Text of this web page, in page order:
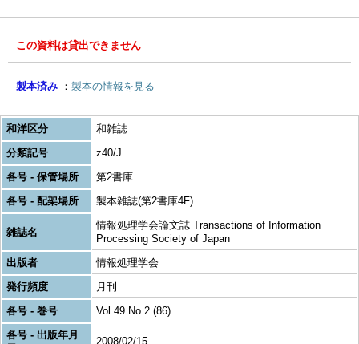
この資料は貸出できません
製本済み 製本の情報を見る
和洋区分
和雑誌
分類記号
z40/J
各号 - 保管場所
第2書庫
各号 - 配架場所
製本雑誌(第2書庫4F)
雑誌名
情報処理学会論文誌 Transactions of Information
Processing Society of Japan
出版者
情報処理学会
発行頻度
月刊
各号 - 巻号
Vol.49 No.2 (86)
各号 - 出版年月
2008/02/15